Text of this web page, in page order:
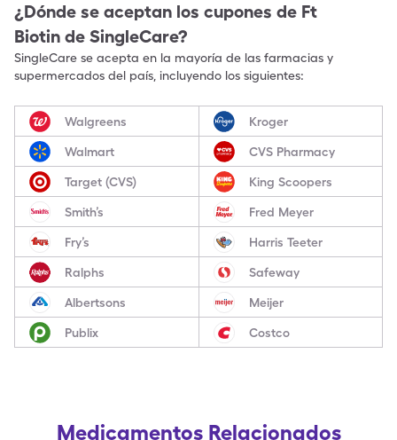
¿Dónde se aceptan los cupones de Ft
Biotin de SingleCare?
SingleCare se acepta en la mayoría de las farmacias y
supermercados del país, incluyendo los siguientes:
Walgreens Kroger
Walmart CVS Pharmacy
Target (CVS) King Scoopers
Smith’s Fred Meyer
Fry’s Harris Teeter
Ralphs Safeway
Albertsons Meijer
Publix Costco
Medicamentos Relacionados